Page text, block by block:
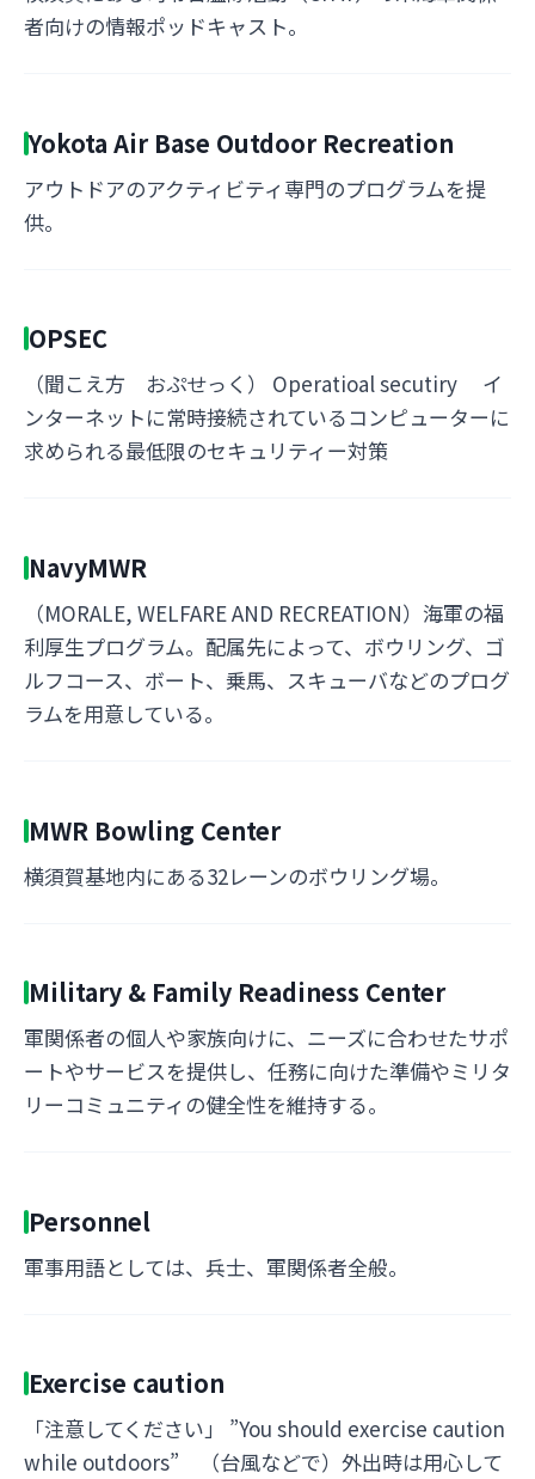
者向けの情報ポッドキャスト。
Yokota Air Base Outdoor Recreation
アウトドアのアクティビティ専門のプログラムを提
供。
OPSEC
（聞こえ方 おぷせっく） Operatioal secutiry イ
ンターネットに常時接続されているコンピューターに
求められる最低限のセキュリティー対策
NavyMWR
（MORALE, WELFARE AND RECREATION）海軍の福
利厚生プログラム。配属先によって、ボウリング、ゴ
ルフコース、ボート、乗馬、スキューバなどのプログ
ラムを用意している。
MWR Bowling Center
横須賀基地内にある32レーンのボウリング場。
Military & Family Readiness Center
軍関係者の個人や家族向けに、ニーズに合わせたサポ
ートやサービスを提供し、任務に向けた準備やミリタ
リーコミュニティの健全性を維持する。
Personnel
軍事用語としては、兵士、軍関係者全般。
Exercise caution
「注意してください」 ”You should exercise caution
while outdoors” （台風などで）外出時は用心して